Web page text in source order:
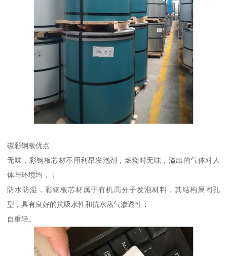
碳彩钢板优点
无味，彩钢板芯材不用利昂发泡剂，燃烧时无味，溢出的气体对人
体与环境均，；
防水防湿，彩钢板芯材属于有机高分子发泡材料，其结构属闭孔
型，具有良好的抗吸水性和抗水蒸气渗透性；
自重轻。